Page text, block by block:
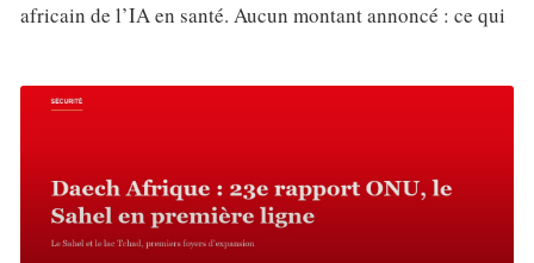
africain de l’IA en santé. Aucun montant annoncé : ce qui